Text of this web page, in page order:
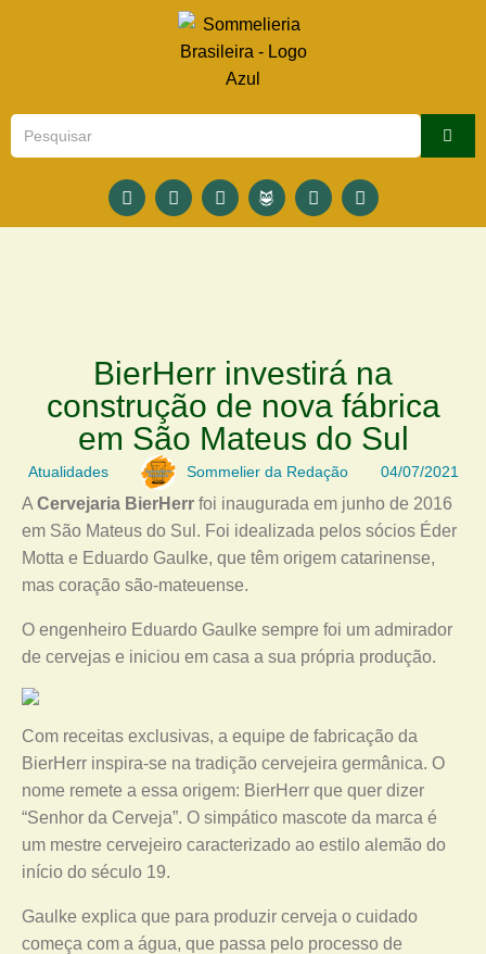
BierHerr investirá na
construção de nova fábrica
em São Mateus do Sul
Atualidades Sommelier da Redação 04/07/2021
A Cervejaria BierHerr foi inaugurada em junho de 2016
em São Mateus do Sul. Foi idealizada pelos sócios Éder
Motta e Eduardo Gaulke, que têm origem catarinense,
mas coração são-mateuense.
O engenheiro Eduardo Gaulke sempre foi um admirador
de cervejas e iniciou em casa a sua própria produção.
Com receitas exclusivas, a equipe de fabricação da
BierHerr inspira-se na tradição cervejeira germânica. O
nome remete a essa origem: BierHerr que quer dizer
“Senhor da Cerveja”. O simpático mascote da marca é
um mestre cervejeiro caracterizado ao estilo alemão do
início do século 19.
Gaulke explica que para produzir cerveja o cuidado
começa com a água, que passa pelo processo de